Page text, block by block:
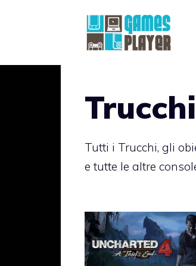
Trucchi
Tutti i Trucchi, gli
e tutte le altre